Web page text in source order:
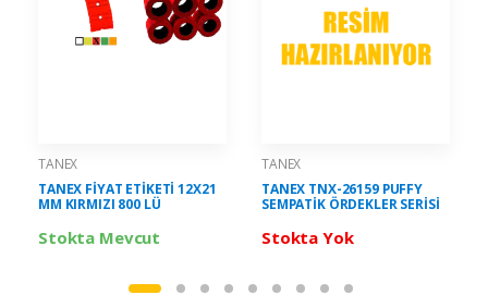
TANEX
TANEX FİYAT ETİKETİ 12X21
MM KIRMIZI 800 LÜ
Stokta Mevcut
TANEX
TANEX TNX-26159 PUFFY
SEMPATİK ÖRDEKLER SERİSİ
Stokta Yok